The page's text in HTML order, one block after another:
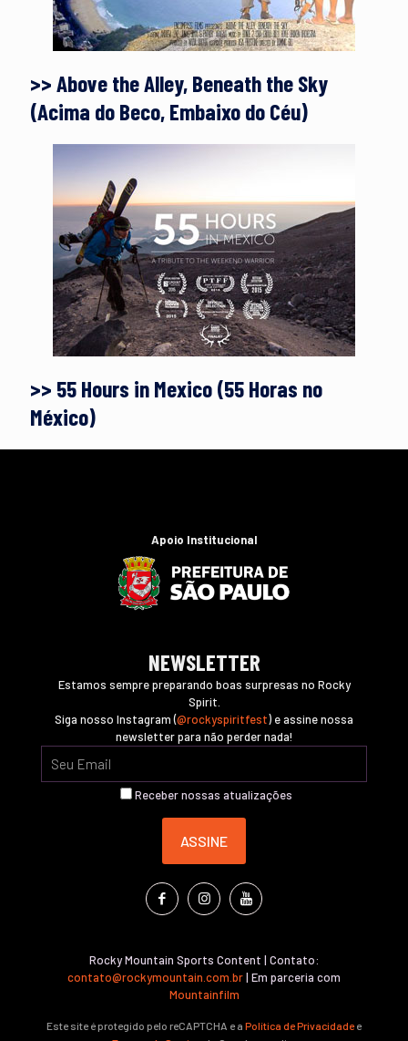
>> Above the Alley, Beneath the Sky
(Acima do Beco, Embaixo do Céu)
>> 55 Hours in Mexico (55 Horas no
México)
Apoio Institucional
NEWSLETTER
Estamos sempre preparando boas surpresas no Rocky
Spirit.
Siga nosso Instagram (@rockyspiritfest) e assine nossa
newsletter para não perder nada!
Receber nossas atualizações
Rocky Mountain Sports Content | Contato:
contato@rockymountain.com.br| Em parceria com
Mountainfilm
Este site é protegido pelo reCAPTCHA e a Política de Privacidadee